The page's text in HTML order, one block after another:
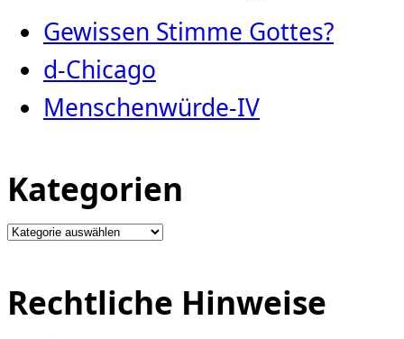
Gewissen Stimme Gottes?
d-Chicago
Menschenwürde-IV
Kategorien
Kategorien
Rechtliche Hinweise